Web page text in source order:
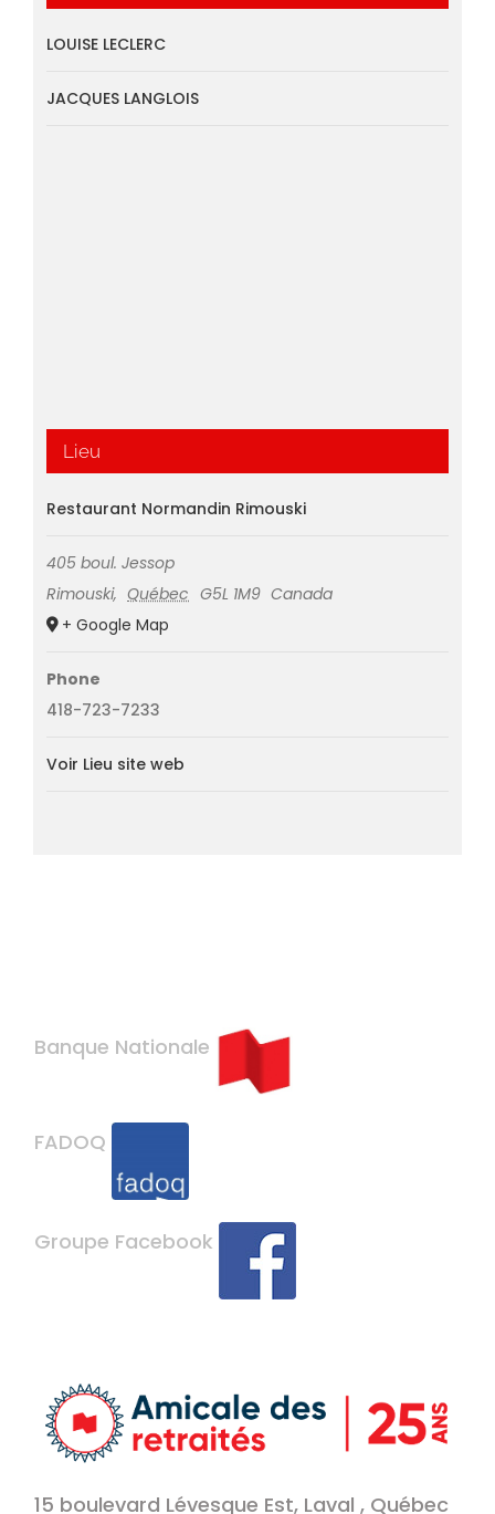
LOUISE LECLERC
JACQUES LANGLOIS
Lieu
Restaurant Normandin Rimouski
405 boul. Jessop
Rimouski, Québec G5L 1M9 Canada
+ Google Map
Phone
418-723-7233
Voir Lieu site web
Banque Nationale
FADOQ
Groupe Facebook
15 boulevard Lévesque Est, Laval , Québec